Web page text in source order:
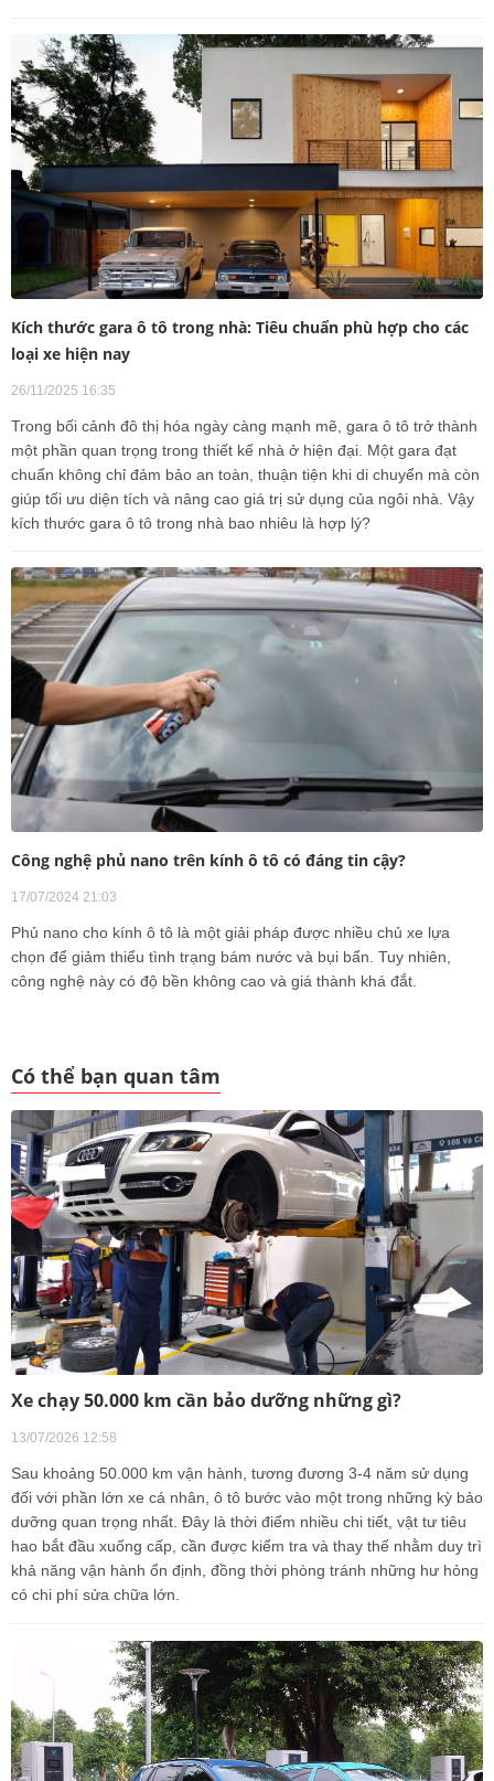
Kích thước gara ô tô trong nhà: Tiêu chuẩn phù hợp cho các
loại xe hiện nay
26/11/2025 16:35
Trong bối cảnh đô thị hóa ngày càng mạnh mẽ, gara ô tô trở thành
một phần quan trọng trong thiết kế nhà ở hiện đại. Một gara đạt
chuẩn không chỉ đảm bảo an toàn, thuận tiện khi di chuyển mà còn
giúp tối ưu diện tích và nâng cao giá trị sử dụng của ngôi nhà. Vậy
kích thước gara ô tô trong nhà bao nhiêu là hợp lý?
Công nghệ phủ nano trên kính ô tô có đáng tin cậy?
17/07/2024 21:03
Phủ nano cho kính ô tô là một giải pháp được nhiều chủ xe lựa
chọn để giảm thiểu tình trạng bám nước và bụi bẩn. Tuy nhiên,
công nghệ này có độ bền không cao và giá thành khá đắt.
Có thể bạn quan tâm
Xe chạy 50.000 km cần bảo dưỡng những gì?
13/07/2026 12:58
Sau khoảng 50.000 km vận hành, tương đương 3-4 năm sử dụng
đối với phần lớn xe cá nhân, ô tô bước vào một trong những kỳ bảo
dưỡng quan trọng nhất. Đây là thời điểm nhiều chi tiết, vật tư tiêu
hao bắt đầu xuống cấp, cần được kiểm tra và thay thế nhằm duy trì
khả năng vận hành ổn định, đồng thời phòng tránh những hư hỏng
có chi phí sửa chữa lớn.